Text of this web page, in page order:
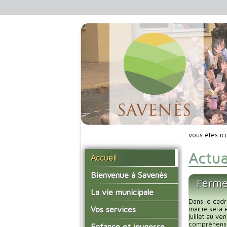
Accueil
Bienvenue à Savenès
Situer Savenès
Savenès en chiffre
L'histoire du village
La vie municipale
Vos élus
Les compte-rendus du
Vos services
La mairie
vous êtes
Dans le
mairie sera
juillet au